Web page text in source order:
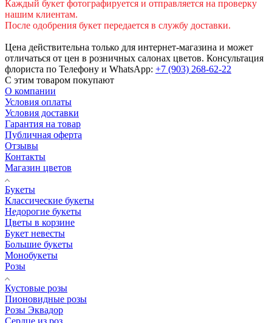
Каждый букет фотографируется и отправляется на проверку
нашим клиентам.
После одобрения букет передается в службу доставки.
Цена действительна только для интернет-магазина и может
отличаться от цен в розничных салонах цветов. Консультация
флориста по Телефону и WhatsApp: +7 (903) 268-62-22
С этим товаром покупают
О компании
Условия оплаты
Условия доставки
Гарантия на товар
Публичная оферта
Отзывы
Контакты
Магазин цветов
Букеты
Классические букеты
Недорогие букеты
Цветы в корзине
Букет невесты
Большие букеты
Монобукеты
Розы
Кустовые розы
Пионовидные розы
Розы Эквадор
Сердце из роз